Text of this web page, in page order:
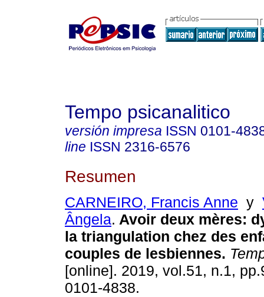
Tempo psicanalitico
versión impresa ISSN 0101-
line ISSN 2316-6576
Resumen
CARNEIRO, Francis Anne y
Ângela. Avoir deux mères:
la triangulation chez des
couples de lesbiennes.
[online]. 2019, vol.51, n.1,
0101-4838.